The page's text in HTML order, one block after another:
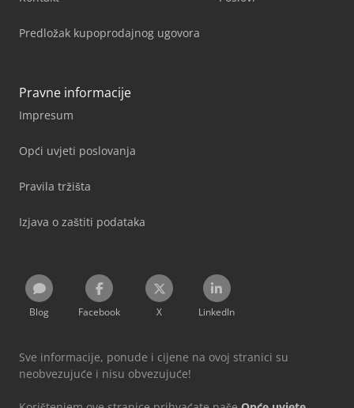
Predložak kupoprodajnog ugovora
Pravne informacije
Impresum
Opći uvjeti poslovanja
Pravila tržišta
Izjava o zaštiti podataka
Blog Facebook X LinkedIn
Sve informacije, ponude i cijene na ovoj stranici su
neobvezujuće i nisu obvezujuće!